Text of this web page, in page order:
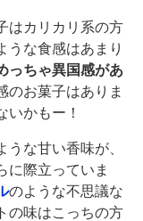
はカリカリ系の方
うな食感はあまり
っちゃ異国感があ
のお菓子はありま
いかもー！
な甘い香味が、
に際立っていま
のような不思議な
の味はこっちの方